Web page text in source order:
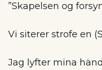
”Skapelsen og
Vi siterer strofe en
Jag lyfter mina